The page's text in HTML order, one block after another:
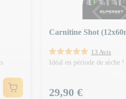
Carnitine Shot
13 Avis
Idéal en période de sèche !
Prix
29,90 €